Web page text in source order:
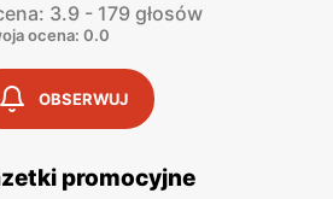
stworzyć klientom miejsca, w
przyjemnością.
domu
lokalnych przedsiębiorców, którzy
3.9 - 179 głosów
ocena: 0.0
OBSERWUJ
promocyjne